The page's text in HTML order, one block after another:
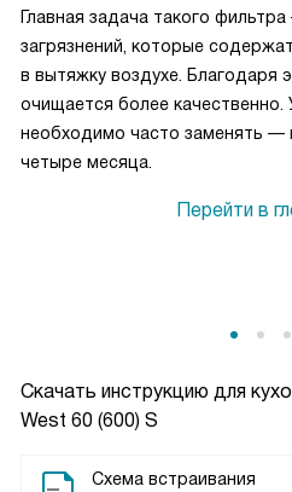
Скачать инструкцию для
West 60 (600) S
Схема встраивания
Главная задача такого
загрязнений, которые
в вытяжку воздухе. Благодаря
очищается более качественно.
необходимо часто заменять —
четыре месяца.
Перейти в